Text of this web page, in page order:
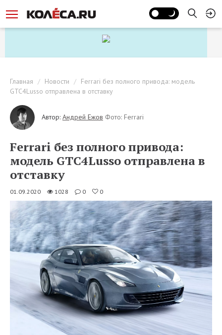
Главная Новости
Ferrari без полного привода: модель
GTC4Lusso отправлена в отставку
Автор: Андрей Ежов Фото: Ferrari
Ferrari без полного привода:
модель GTC4Lusso отправлена в
отставку
01.09.2020 1028 0 0